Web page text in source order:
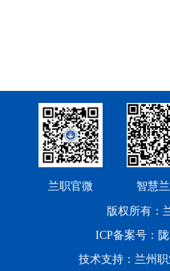
兰职官微 智慧
版权所有：
ICP备案号：
技术支持：兰州